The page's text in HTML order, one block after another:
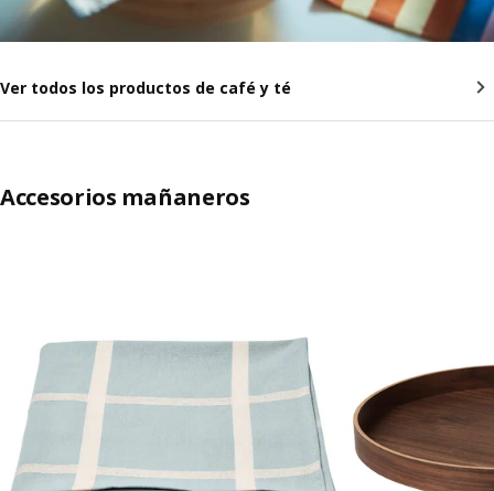
Ver todos los productos de café y té
Accesorios mañaneros